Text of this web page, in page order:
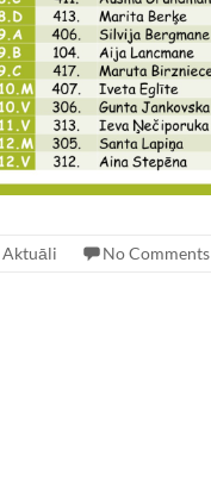
Aktuāli No Comments